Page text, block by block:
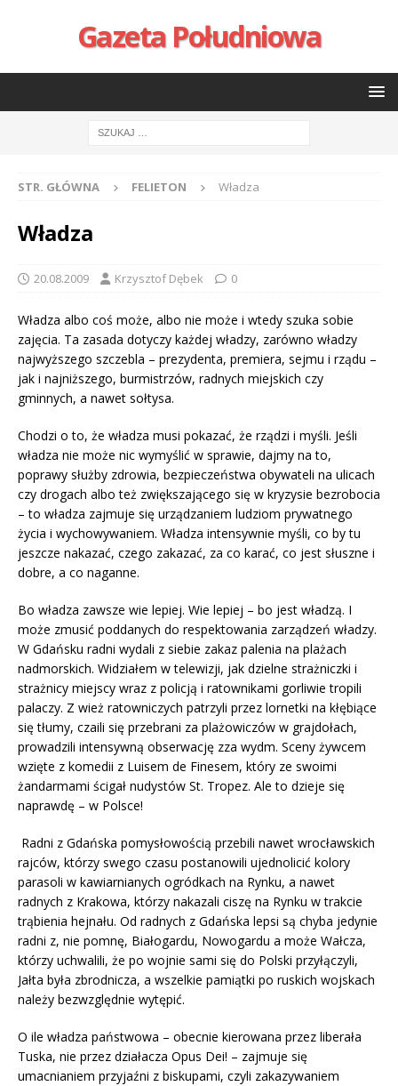
Gazeta Południowa
STR. GŁÓWNA FELIETON Władza
Władza
20.08.2009 Krzysztof Dębek 0
Władza albo coś może, albo nie może i wtedy szuka sobie
zajęcia. Ta zasada dotyczy każdej władzy, zarówno władzy
najwyższego szczebla – prezydenta, premiera, sejmu i rządu –
jak i najniższego, burmistrzów, radnych miejskich czy
gminnych, a nawet sołtysa.
Chodzi o to, że władza musi pokazać, że rządzi i myśli. Jeśli
władza nie może nic wymyślić w sprawie, dajmy na to,
poprawy służby zdrowia, bezpieczeństwa obywateli na ulicach
czy drogach albo też zwiększającego się w kryzysie bezrobocia
– to władza zajmuje się urządzaniem ludziom prywatnego
życia i wychowywaniem. Władza intensywnie myśli, co by tu
jeszcze nakazać, czego zakazać, za co karać, co jest słuszne i
dobre, a co naganne.
Bo władza zawsze wie lepiej. Wie lepiej – bo jest władzą. I
może zmusić poddanych do respektowania zarządzeń władzy.
W Gdańsku radni wydali z siebie zakaz palenia na plażach
nadmorskich. Widziałem w telewizji, jak dzielne strażniczki i
strażnicy miejscy wraz z policją i ratownikami gorliwie tropili
palaczy. Z wież ratowniczych patrzyli przez lornetki na kłębiące
się tłumy, czaili się przebrani za plażowiczów w grajdołach,
prowadzili intensywną obserwację zza wydm. Sceny żywcem
wzięte z komedii z Luisem de Finesem, który ze swoimi
żandarmami ścigał nudystów St. Tropez. Ale to dzieje się
naprawdę – w Polsce!
Radni z Gdańska pomysłowością przebili nawet wrocławskich
rajców, którzy swego czasu postanowili ujednolicić kolory
parasoli w kawiarnianych ogródkach na Rynku, a nawet
radnych z Krakowa, którzy nakazali ciszę na Rynku w trakcie
trąbienia hejnału. Od radnych z Gdańska lepsi są chyba jedynie
radni z, nie pomnę, Białogardu, Nowogardu a może Wałcza,
którzy uchwalili, że po wojnie sami się do Polski przyłączyli,
Jałta była zbrodnicza, a wszelkie pamiątki po ruskich wojskach
należy bezwzględnie wytępić.
O ile władza państwowa – obecnie kierowana przez liberała
Tuska, nie przez działacza Opus Dei! – zajmuje się
umacnianiem przyjaźni z biskupami, czyli zakazywaniem